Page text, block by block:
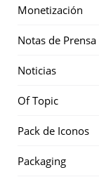
Monetización
Notas de Prensa
Noticias
Of Topic
Pack de Iconos
Packaging